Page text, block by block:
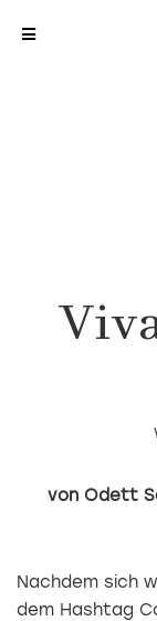
Odett
Nachdem sich
dem Hashtag